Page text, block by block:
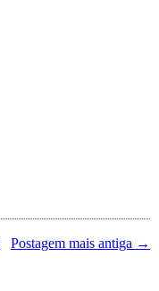
Postagem mais antiga →